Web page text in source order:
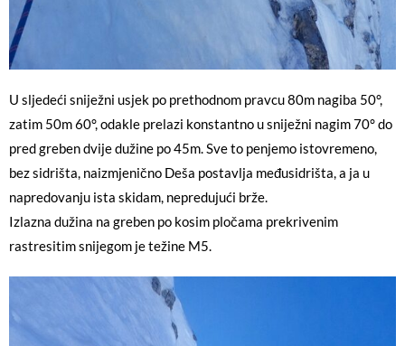
U sljedeći sniježni usjek po prethodnom pravcu 80m nagiba 50°,
zatim 50m 60°, odakle prelazi konstantno u sniježni nagim 70° do
pred greben dvije dužine po 45m. Sve to penjemo istovremeno,
bez sidrišta, naizmjenično Deša postavlja međusidrišta, a ja u
napredovanju ista skidam, nepredujući brže.
Izlazna dužina na greben po kosim pločama prekrivenim
rastresitim snijegom je težine M5.